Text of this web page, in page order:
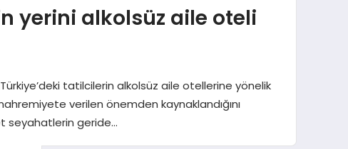
yerini alkolsüz aile oteli
tatilcilerin alkolsüz aile otellerine yönelik
verilen önemden kaynaklandığını
seyahatlerin geride…